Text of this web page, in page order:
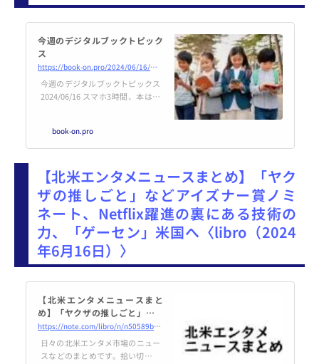
今週のデジタルブックトピック
ス
https://book-on.pro/2024/06/16/今週のデジタルブックトピックス/
今週のデジタルブックトピックス
2024/06/16 スマホ3時間、本は読
読書時間だけではなく、睡眠時間
や朝食の時間などを25年ごとに調
間の変化がこ
book-on.pro
【北米エンタメニュースまとめ】「ヤク
ザの推しごと」などアイズナー賞ノミ
ネート、Netflix躍進の裏にある技術の
力、「ゲーセン」米国へ〈libro（2024
年6月16日）〉
【北米エンタメニュースまと
め】「ヤクザの推しごと」など
アイズナー賞ノミネート、Netfl
ix躍進の裏にある技術の力、
「ゲーセン」米国へ ｜libro
https://note.com/libro/n/n50589bc6c30a
日々の北米エンタメ市場のニュー
スなどのまとめです。拾い切れて